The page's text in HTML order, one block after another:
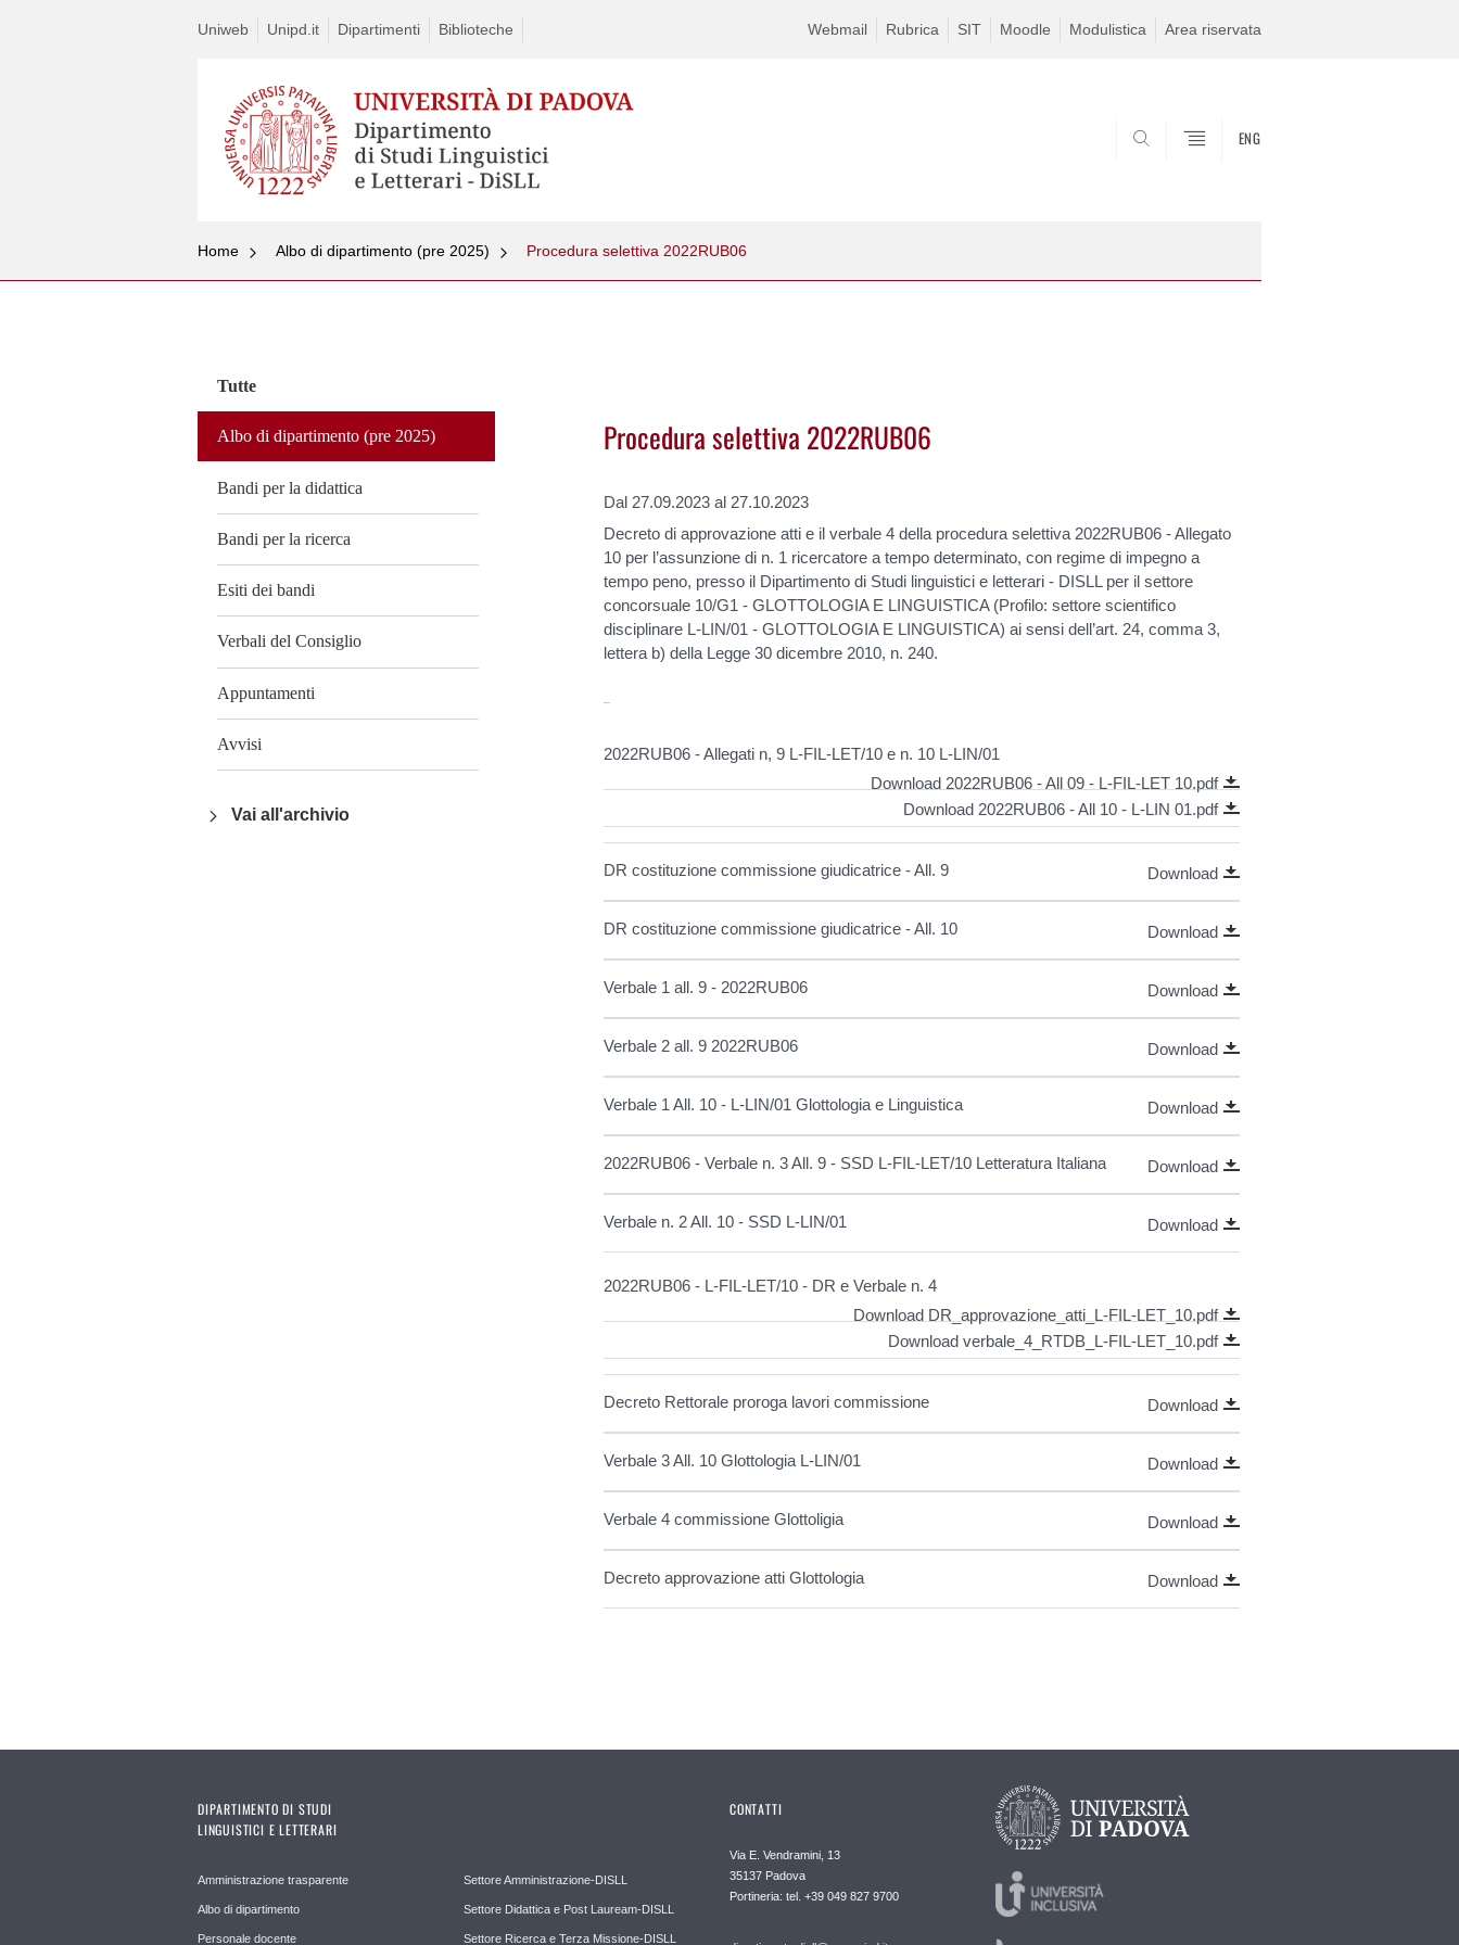
Uniweb Unipd.it Dipartimenti Biblioteche Webmail Rubrica SIT Moodle Modulistica Area riservata
ENG
Home Albo di dipartimento (pre 2025) Procedura selettiva 2022RUB06
Tutte
Albo di dipartimento (pre 2025)
Bandi per la didattica
Bandi per la ricerca
Esiti dei bandi
Verbali del Consiglio
Appuntamenti
Avvisi
Vai all'archivio
Procedura selettiva 2022RUB06
Dal 27.09.2023 al 27.10.2023
Decreto di approvazione atti e il verbale 4 della procedura selettiva 2022RUB06 - Allegato
10 per l’assunzione di n. 1 ricercatore a tempo determinato, con regime di impegno a
tempo peno, presso il Dipartimento di Studi linguistici e letterari - DISLL per il settore
concorsuale 10/G1 - GLOTTOLOGIA E LINGUISTICA (Profilo: settore scientifico
disciplinare L-LIN/01 - GLOTTOLOGIA E LINGUISTICA) ai sensi dell’art. 24, comma 3,
lettera b) della Legge 30 dicembre 2010, n. 240.
2022RUB06 - Allegati n, 9 L-FIL-LET/10 e n. 10 L-LIN/01
Download 2022RUB06 - All 09 - L-FIL-LET 10.pdf
Download 2022RUB06 - All 10 - L-LIN 01.pdf
DR costituzione commissione giudicatrice - All. 9 Download
DR costituzione commissione giudicatrice - All. 10 Download
Verbale 1 all. 9 - 2022RUB06 Download
Verbale 2 all. 9 2022RUB06 Download
Verbale 1 All. 10 - L-LIN/01 Glottologia e Linguistica Download
2022RUB06 - Verbale n. 3 All. 9 - SSD L-FIL-LET/10 Letteratura Italiana Download
Verbale n. 2 All. 10 - SSD L-LIN/01 Download
2022RUB06 - L-FIL-LET/10 - DR e Verbale n. 4
Download DR_approvazione_atti_L-FIL-LET_10.pdf
Download verbale_4_RTDB_L-FIL-LET_10.pdf
Decreto Rettorale proroga lavori commissione Download
Verbale 3 All. 10 Glottologia L-LIN/01 Download
Verbale 4 commissione Glottoligia Download
Decreto approvazione atti Glottologia Download
DIPARTIMENTO DI STUDI
LINGUISTICI E LETTERARI
Amministrazione trasparente
Albo di dipartimento
Personale docente
Settore Amministrazione-DISLL
Settore Didattica e Post Lauream-DISLL
Settore Ricerca e Terza Missione-DISLL
CONTATTI
Via E. Vendramini, 13
35137 Padova
Portineria: tel. +39 049 827 9700